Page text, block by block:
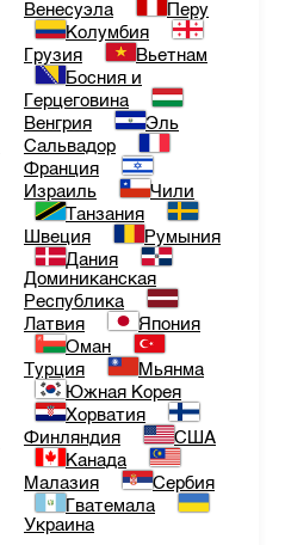
Венесуэла
Перу
Колумбия
Грузия
Вьетнам
Босния и
Герцеговина
Венгрия
Эль
Сальвадор
Франция
Израиль
Чили
Танзания
Швеция
Румыния
Дания
Доминиканская
Республика
Латвия
Япония
Оман
Турция
Мьянма
Южная Корея
Хорватия
Финляндия
США
Канада
Малазия
Сербия
Гватемала
Украина